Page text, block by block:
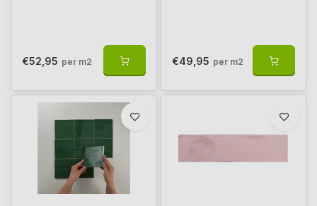
€52,95 per m2 €49,95 per m2